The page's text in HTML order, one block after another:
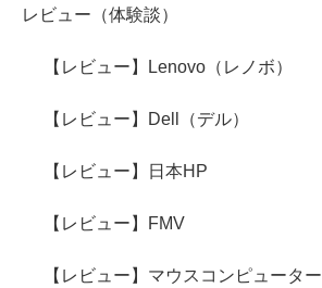
レビュー（体験談）
【レビュー】Lenovo（レノボ）
【レビュー】Dell（デル）
【レビュー】日本HP
【レビュー】FMV
【レビュー】マウスコンピューター